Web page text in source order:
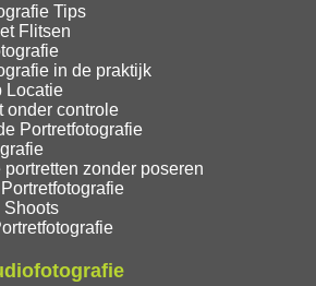
Tips
Flitsen
in de praktijk
Locatie
onder controle
Portretfotografie
zonder poseren
Shoots